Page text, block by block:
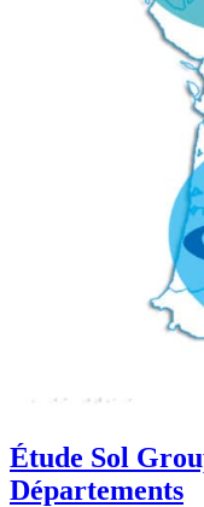
Étude Sol
Départements